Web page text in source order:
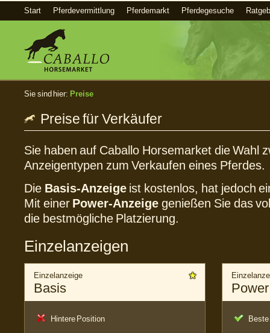
Start Pferdevermittlung Pferdemarkt Pferdegesuche
Sie sind hier: Preise
Preise für Verkäufer
Sie haben auf Caballo Horsemarket die Wahl
Anzeigentypen zum Verkaufen eines Pferdes.
Die Basis-Anzeigeist kostenlos, hat jedoch
Mit einer Power-Anzeige genießen Sie das
die bestmögliche Platzierung.
Einzelanzeigen
Einzelanzeige
Basis
Hintere Position
Power